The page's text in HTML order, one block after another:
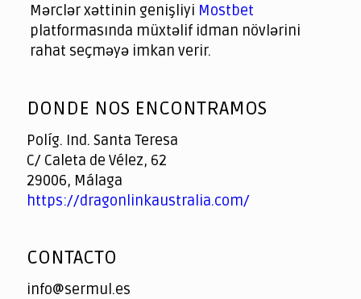
Mərclər xəttinin genişliyi Mostbet
platformasında müxtəlif idman növlərini
rahat seçməyə imkan verir.
of
DONDE NOS ENCONTRAMOS
Políg. Ind. Santa Teresa
C/ Caleta de Vélez, 62
29006, Málaga
https://dragonlinkaustralia.com/
CONTACTO
info@sermul.es